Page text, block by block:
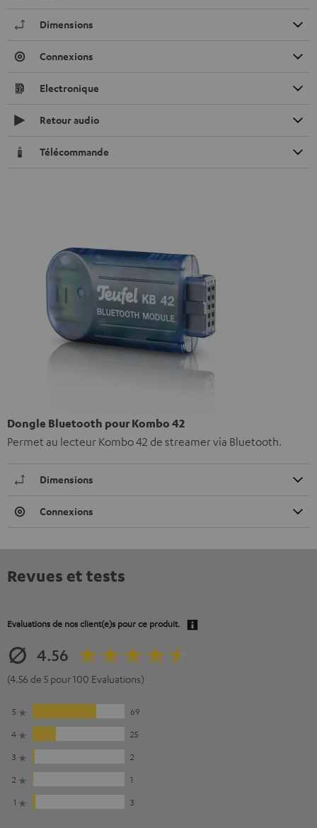
Dimensions
Connexions
Electronique
Retour audio
Télécommande
Dongle Bluetooth pour Kombo 42
Permet au lecteur Kombo 42 de streamer via Bluetooth.
Dimensions
Connexions
Revues et tests
Evaluations de nos client(e)s pour ce produit.
4.56
(4.56 de 5 pour 100 Evaluations)
5
69
4
25
3
2
2
1
1
3